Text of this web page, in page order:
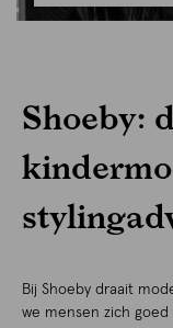
Shoeby:
Bij Shoeby draait
we mensen zich